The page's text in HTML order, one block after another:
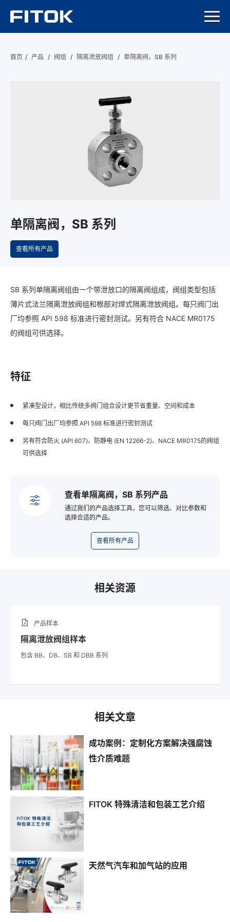
首页 / 产品 / 阀组 / 隔离泄放阀组 / 单隔离阀，SB 系列
单隔离阀，SB 系列
查看所有产品
SB 系列单隔离阀组由一个带泄放口的隔离阀组成，阀组类型包括
薄片式法兰隔离泄放阀组和根部对焊式隔离泄放阀组。每只阀门出
厂均参照 API 598 标准进行密封测试。另有符合 NACE MR0175
的阀组可供选择。
特征
紧凑型设计，相比传统多阀门组合设计更节省重量、空间和成本
每只阀门出厂均参照 API 598 标准进行密封测试
另有符合防火 (API 607)、防静电 (EN 12266-2)、NACE MR0175的阀组
可供选择
查看单隔离阀，SB 系列产品
通过我们的产品选择工具，您可以筛选、对比参数和
选择合适的产品。
查看所有产品
相关资源
产品样本
隔离泄放阀组样本
包含 BB、DB、SB 和 DBB 系列
相关文章
成功案例：定制化方案解决强腐蚀
性介质难题
FITOK 特殊清洁和包装工艺介绍
天然气汽车和加气站的应用